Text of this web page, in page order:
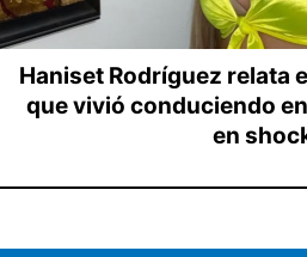
Haniset Rodríguez relata
que vivió conduciendo
en